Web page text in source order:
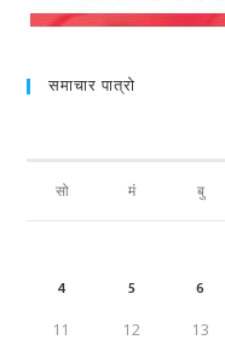
समाचार पात्रो
सो मं बु
4
5 6
11 12 13